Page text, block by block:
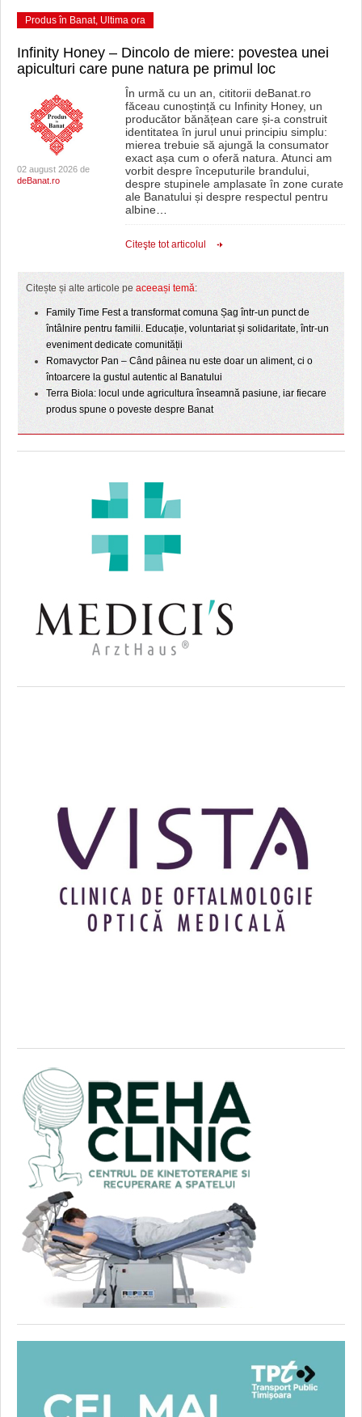
Produs în Banat, Ultima ora
Infinity Honey – Dincolo de miere: povestea unei
apiculturi care pune natura pe primul loc
02 august 2026 de
deBanat.ro
În urmă cu un an, cititorii deBanat.ro
făceau cunoștință cu Infinity Honey, un
producător bănățean care și-a construit
identitatea în jurul unui principiu simplu:
mierea trebuie să ajungă la consumator
exact așa cum o oferă natura. Atunci am
vorbit despre începuturile brandului,
despre stupinele amplasate în zone curate
ale Banatului și despre respectul pentru
albine…
Citeşte tot articolul
Citește și alte articole pe aceeași temă:
Family Time Fest a transformat comuna Șag într-un punct de
întâlnire pentru familii. Educație, voluntariat și solidaritate, într-un
eveniment dedicate comunității
Romavyctor Pan – Când pâinea nu este doar un aliment, ci o
întoarcere la gustul autentic al Banatului
Terra Biola: locul unde agricultura înseamnă pasiune, iar fiecare
produs spune o poveste despre Banat